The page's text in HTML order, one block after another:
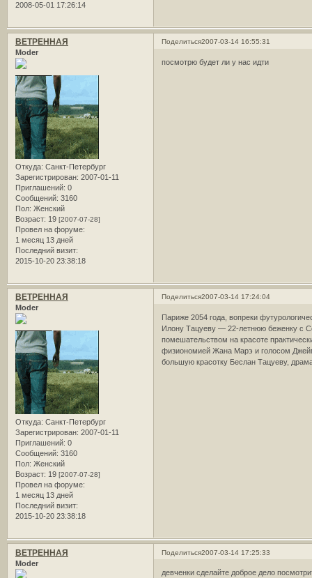
2008-05-01 17:26:14
Поделиться2007-03-14 16:55:31
ВЕТРЕННАЯ
Moder
Откуда: Санкт-Петербург
Зарегистрирован: 2007-01-11
Приглашений: 0
Сообщений: 3160
Пол: Женский
Возраст: 19 [2007-07-28]
Провел на форуме:
1 месяц 13 дней
Последний визит:
2015-10-20 23:38:18
посмотрю будет ли у нас идти
Поделиться2007-03-14 17:24:04
ВЕТРЕННАЯ
Moder
Откуда: Санкт-Петербург
Зарегистрирован: 2007-01-11
Приглашений: 0
Сообщений: 3160
Пол: Женский
Возраст: 19 [2007-07-28]
Провел на форуме:
1 месяц 13 дней
Последний визит:
2015-10-20 23:38:18
Париже 2054 года, вопреки
Илону Тацуеву — 22-летнюю беженку с
помешательством на красоте
физиономией Жана Марэ и голосом
большую красотку Беслан Тацуеву,
Поделиться2007-03-14 17:25:33
ВЕТРЕННАЯ
Moder
девченки сделайте доброе дело